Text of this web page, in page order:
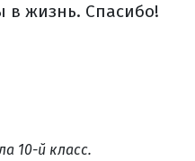
в жизнь. Спасибо!
10-й класс.